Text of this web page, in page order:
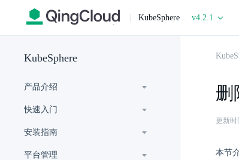
| KubeSphere v4.2.1
KubeSphere
产品介绍
快速入门
安装指南
平台管理
删
更新时
本节